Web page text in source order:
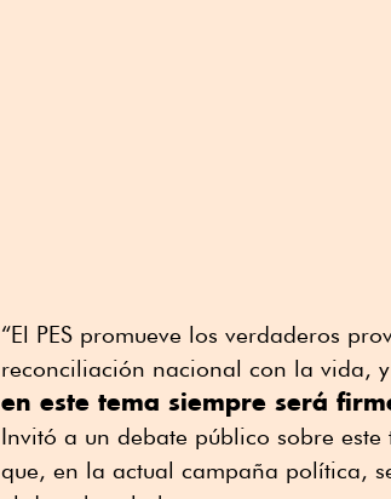
“El PES promueve los verdaderos
reconciliación nacional con la vida,
en este tema siempre será
Invitó a un debate público sobre
que, en la actual campaña política,